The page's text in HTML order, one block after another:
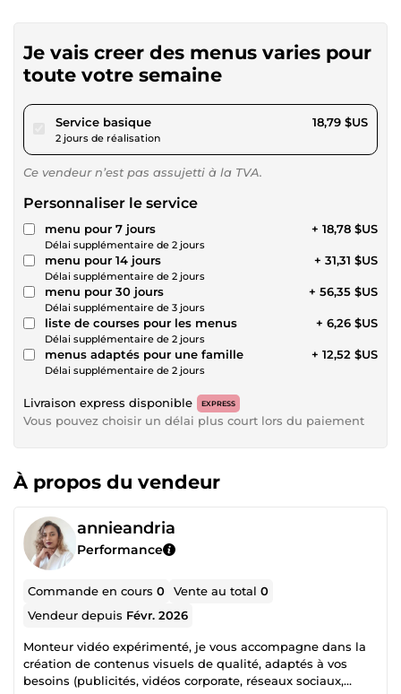
Je vais creer des menus varies pour
toute votre semaine
Service basiquepour 17,31 $US
2 jours de réalisation
18,79 $US
Ce vendeur n’est pas assujetti à la TVA.
Personnaliser le service
menu pour 7 jours
Délai supplémentaire de 2 jours
+ 18,78 $US
menu pour 14 jours
Délai supplémentaire de 2 jours
+ 31,31 $US
menu pour 30 jours
Délai supplémentaire de 3 jours
+ 56,35 $US
liste de courses pour les menus
Délai supplémentaire de 2 jours
+ 6,26 $US
menus adaptés pour une famille
Délai supplémentaire de 2 jours
+ 12,52 $US
Livraison express disponible EXPRESS
Vous pouvez choisir un délai plus court lors du paiement
À propos du vendeur
annieandria
Performance
Commande en cours0 Vente au total0
Vendeur depuis Févr. 2026
Monteur vidéo expérimenté, je vous accompagne dans la
création de contenus visuels de qualité, adaptés à vos
besoins (publicités, vidéos corporate, réseaux sociaux,